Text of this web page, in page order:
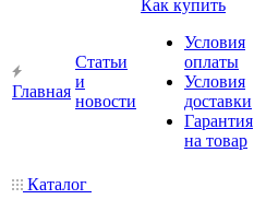
Главная
Статьи
и
новости
Как купить
Условия
оплаты
Условия
доставки
Гарантия
на товар
Каталог